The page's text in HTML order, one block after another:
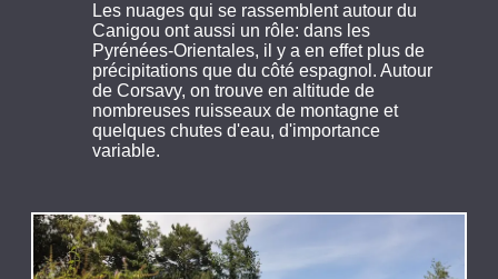
Les nuages qui se rassemblent autour du
Canigou ont aussi un rôle: dans les
Pyrénées-Orientales, il y a en effet plus de
précipitations que du côté espagnol. Autour
de Corsavy, on trouve en altitude de
nombreuses ruisseaux de montagne et
quelques chutes d'eau, d'importance
variable.